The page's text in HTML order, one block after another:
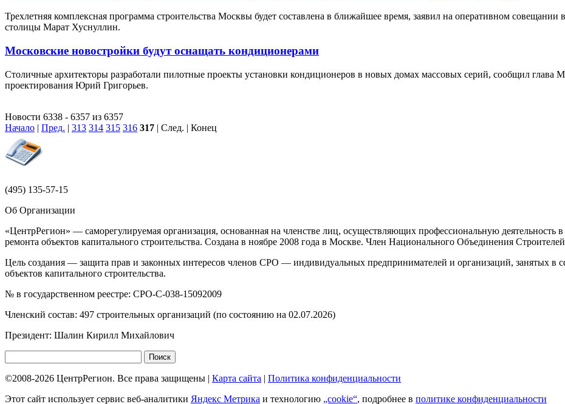
Трехлетняя комплексная программа строительства Москвы будет составлена в ближайшее время, заявил на оперативном совещании в
столицы Марат Хуснуллин.
Московские новостройки будут оснащать кондиционерами
Столичные архитекторы разработали пилотные проекты установки кондиционеров в новых домах массовых серий, сообщил глава
проектирования Юрий Григорьев.
Новости 6338 - 6357 из 6357
Начало | Пред. | 313 314 315 316 317 | След. | Конец
(495) 135-57-15
Об Организации
«ЦентрРегион» — саморегулируемая организация, основанная на членстве лиц, осуществляющих профессиональную деятельность в
ремонта объектов капитального строительства. Создана в ноябре 2008 года в Москве. Член Национального Объединения
Цель создания — защита прав и законных интересов членов СРО — индивидуальных предпринимателей и организаций, занятых в
объектов капитального строительства.
№ в государственном реестре: СРО-С-038-15092009
Членский состав: 497 строительных организаций (по состоянию на 02.07.2026)
Президент: Шалин Кирилл Михайлович
©2008-2026 ЦентрРегион. Все права защищены | Карта сайта | Политика конфиденциальности
Этот сайт использует сервис веб-аналитики Яндекс Метрика и технологию „cookie“, подробнее в политике конфиденциальности